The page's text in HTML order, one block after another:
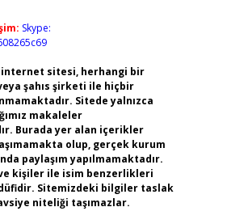
Skype:
internet sitesi, herhangi bir
şahıs şirketi ile hiçbir
Sitede yalnızca
makaleler
Burada yer alan içerikler
olup, gerçek kurum
paylaşım yapılmamaktadır.
kişiler ile isim benzerlikleri
Sitemizdeki bilgiler taslak
niteliği taşımazlar.